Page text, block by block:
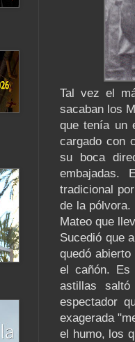
Tal vez el
sacaban los
que tenía un
cargado con
su boca
embajadas.
tradicional
de la
Mateo que
Sucedió que
quedó
el cañón. Es
astillas
espectador
exagerada
el humo, los